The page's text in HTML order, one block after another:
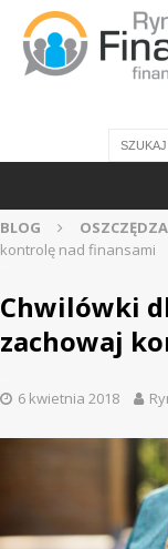
BLOG
kontrolę nad finansami
Chwilówki
zachowaj
6 kwietnia 2018